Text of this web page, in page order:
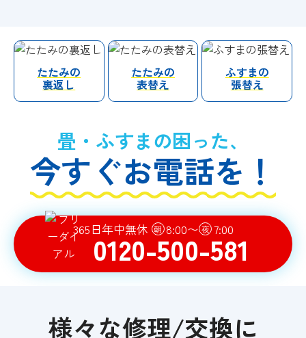
たたみの
裏返し
たたみの
表替え
ふすまの
張替え
畳・ふすまの困った、
今すぐお電話を！
365日年中無休 朝 8:00〜 夜 7:00
0120-500-581
様々な修理/交換に